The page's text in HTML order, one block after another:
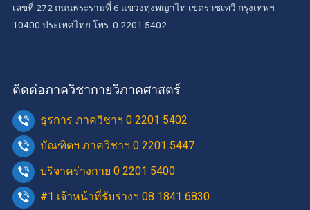
เลขที่ 272 ถนนพระรามที่ 6 แขวงทุ่งพญาไท เขตราชเทวี กรุงเทพฯ
10400 ประเทศไทย โทร. 0 2201 5402
ติดต่อภาควิชากายวิภาคศาสตร์
ธุรการ ภาควิชาฯ 0 2201 5402
บัณฑิตฯ ภาควิชาฯ 0 2201 5447
บริจาคร่างกาย 0 2201 5400
#1 เจ้าหน้าที่รับร่างฯ 08 1841 6830